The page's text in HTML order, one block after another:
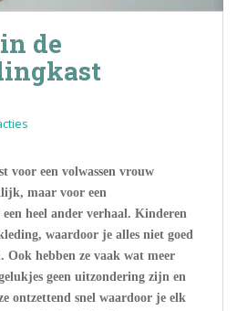
de
voor een volwassen vrouw
maar voor een
heel ander verhaal. Kinderen
waardoor je alles niet goed
hebben ze vaak wat meer
geen uitzondering zijn en
ontzettend snel waardoor je elk